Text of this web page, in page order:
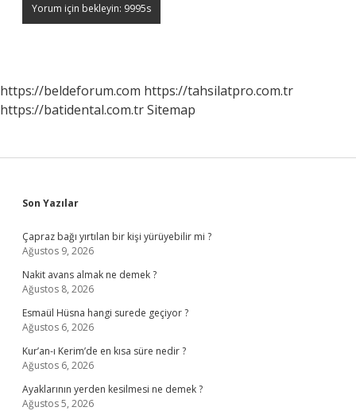
https://beldeforum.com https://tahsilatpro.com.tr
https://batidental.com.trSitemap
Sidebar
Son Yazılar
Çapraz bağı yırtılan bir kişi yürüyebilir mi ?
Ağustos 9, 2026
Nakit avans almak ne demek ?
Ağustos 8, 2026
Esmaül Hüsna hangi surede geçiyor ?
Ağustos 6, 2026
Kur’an-ı Kerim’de en kısa süre nedir ?
Ağustos 6, 2026
Ayaklarının yerden kesilmesi ne demek ?
Ağustos 5, 2026